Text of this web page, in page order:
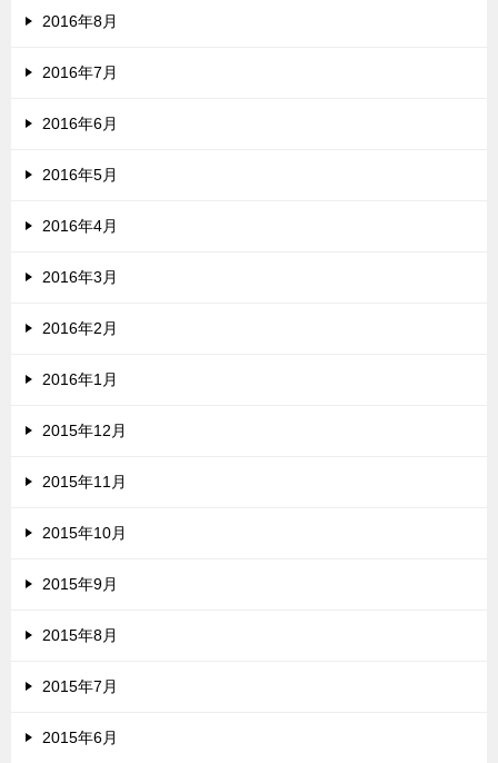
2016年8月
2016年7月
2016年6月
2016年5月
2016年4月
2016年3月
2016年2月
2016年1月
2015年12月
2015年11月
2015年10月
2015年9月
2015年8月
2015年7月
2015年6月